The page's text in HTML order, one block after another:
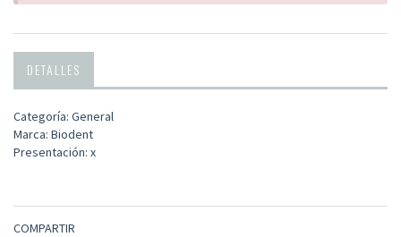
DETALLES
Categoría: General
Marca: Biodent
Presentación: x
COMPARTIR